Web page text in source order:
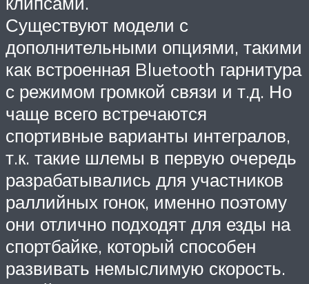
Существуют модели с
дополнительными опциями, такими
как встроенная Bluetooth гарнитура
с режимом громкой связи и т.д. Но
чаще всего встречаются
спортивные варианты интегралов,
т.к. такие шлемы в первую очередь
разрабатывались для участников
раллийных гонок, именно поэтому
они отлично подходят для езды на
спортбайке, который способен
развивать немыслимую скорость.